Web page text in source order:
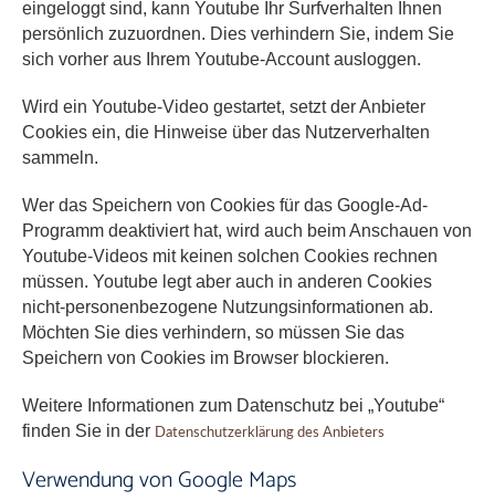
eingeloggt sind, kann Youtube Ihr Surfverhalten Ihnen
persönlich zuzuordnen. Dies verhindern Sie, indem Sie
sich vorher aus Ihrem Youtube-Account ausloggen.
Wird ein Youtube-Video gestartet, setzt der Anbieter
Cookies ein, die Hinweise über das Nutzerverhalten
sammeln.
Wer das Speichern von Cookies für das Google-Ad-
Programm deaktiviert hat, wird auch beim Anschauen von
Youtube-Videos mit keinen solchen Cookies rechnen
müssen. Youtube legt aber auch in anderen Cookies
nicht-personenbezogene Nutzungsinformationen ab.
Möchten Sie dies verhindern, so müssen Sie das
Speichern von Cookies im Browser blockieren.
Weitere Informationen zum Datenschutz bei „Youtube“
finden Sie in der Datenschutzerklärung des Anbieters
Verwendung von Google Maps